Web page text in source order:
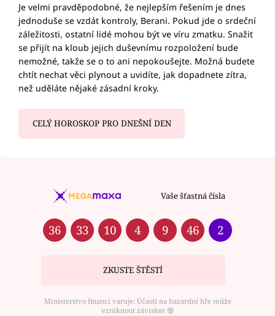
Je velmi pravděpodobné, že nejlepším řešením je dnes
jednoduše se vzdát kontroly, Berani. Pokud jde o srdeční
záležitosti, ostatní lidé mohou být ve víru zmatku. Snažit
se přijít na kloub jejich duševnímu rozpoložení bude
nemožné, takže se o to ani nepokoušejte. Možná budete
chtít nechat věci plynout a uvidíte, jak dopadnete zítra,
než uděláte nějaké zásadní kroky.
CELÝ HOROSKOP PRO DNEŠNÍ DEN
Vaše šťastná čísla
36 33 10 4 9 46 2
ZKUSTE ŠTĚSTÍ
Ministerstvo financí varuje: Účastí na hazardní hře může
vzniknout závislost ⑱